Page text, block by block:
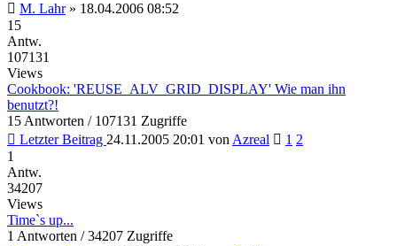
M. Lahr» 18.04.2006 08:52
15
Antw.
107131
Views
Cookbook: 'REUSE_ALV_GRID_DISPLAY' Wie man ihn
benutzt?!
15 Antworten / 107131 Zugriffe
Letzter Beitrag 24.11.2005 20:01 von Azreal 1 2
1
Antw.
34207
Views
Time`s up...
1 Antworten / 34207 Zugriffe